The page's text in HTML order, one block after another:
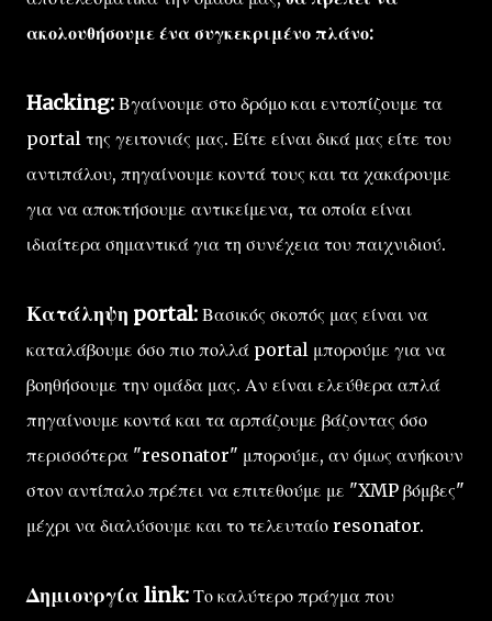
ακολουθήσουμε ένα συγκεκριμένο πλάνο:
Hacking: Βγαίνουμε στο δρόμο και εντοπίζουμε τα
portal της γειτονιάς μας. Είτε είναι δικά μας είτε του
αντιπάλου, πηγαίνουμε κοντά τους και τα χακάρουμε
για να αποκτήσουμε αντικείμενα, τα οποία είναι
ιδιαίτερα σημαντικά για τη συνέχεια του παιχνιδιού.
Κατάληψη portal: Βασικός σκοπός μας είναι να
καταλάβουμε όσο πιο πολλά portal μπορούμε για να
βοηθήσουμε την ομάδα μας. Αν είναι ελεύθερα απλά
πηγαίνουμε κοντά και τα αρπάζουμε βάζοντας όσο
περισσότερα "resonator" μπορούμε, αν όμως ανήκουν
στον αντίπαλο πρέπει να επιτεθούμε με "XMP βόμβες"
μέχρι να διαλύσουμε και το τελευταίο resonator.
Δημιουργία link: Το καλύτερο πράγμα που